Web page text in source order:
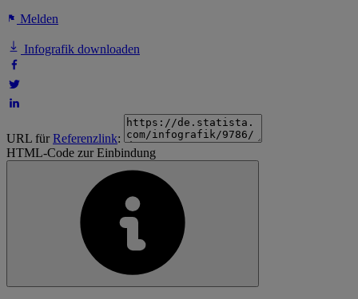
Melden
Infografik downloaden
URL fürReferenzlink:
HTML-Code zur Einbindung